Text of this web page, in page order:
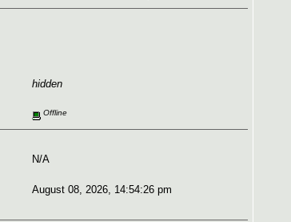
hidden
Offline
N/A
August 08, 2026, 14:54:26 pm